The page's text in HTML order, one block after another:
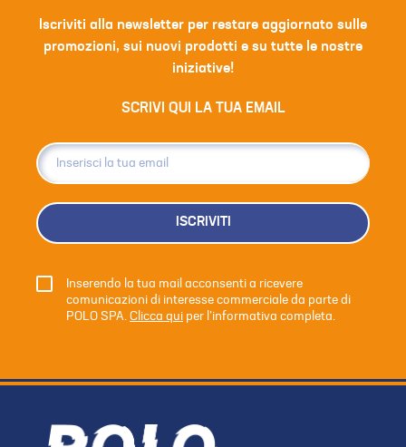
Iscriviti alla newsletter per restare aggiornato sulle
promozioni, sui nuovi prodotti e su tutte le nostre
iniziative!
SCRIVI QUI LA TUA EMAIL
ISCRIVITI
Inserendo la tua mail acconsenti a ricevere
comunicazioni di interesse commerciale da parte di
POLO SPA. Clicca qui per l’informativa completa.